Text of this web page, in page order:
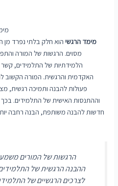
מימד הרגשיהוא חלק בלתי נפרד מן
מסוים. הרגשות של המורה
הלמידתיות של התלמידים,
האקדמית והרגשית. המורה הקשוב
פעולות להבנה ותמיכה רגשית,
וההתנסות האישית של התלמידים.
חדשות להבנה משותפת, הבנה רחבה
הרגשות של המורים
ההבנה הרגשית של
לצרכים הרגשיים של